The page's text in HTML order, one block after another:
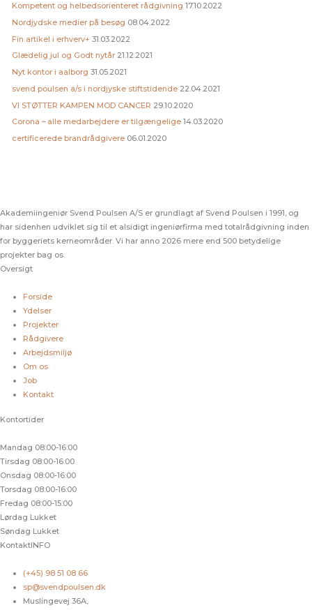
Kompetent og helbedsorienteret rådgivning 17.10.2022
Nordjydske medier på besøg 08.04.2022
Fin artikel i erhverv+ 31.03.2022
Glædelig jul og Godt nytår 21.12.2021
Nyt kontor i aalborg 31.05.2021
svend poulsen a/s i nordjyske stiftstidende 22.04.2021
VI STØTTER KAMPEN MOD CANCER 29.10.2020
Corona – alle medarbejdere er tilgængelige 14.03.2020
certificerede brandrådgivere 06.01.2020
Akademiingeniør Svend Poulsen A/S er grundlagt af Svend Poulsen i 1991, og
har sidenhen udviklet sig til et alsidigt ingeniørfirma med totalrådgivning inden
for byggeriets kerneområder. Vi har anno 2026 mere end 500 betydelige
projekter bag os.
Oversigt
Forside
Ydelser
Projekter
Rådgivere
Arbejdsmiljø
Om os
Job
Kontakt
Kontortider
Mandag 08:00-16:00
Tirsdag 08:00-16:00
Onsdag 08:00-16:00
Torsdag 08:00-16:00
Fredag 08:00-15:00
Lørdag Lukket
Søndag Lukket
KontaktINFO
(+45) 98 51 08 66
sp@svendpoulsen.dk
Muslingevej 36A,